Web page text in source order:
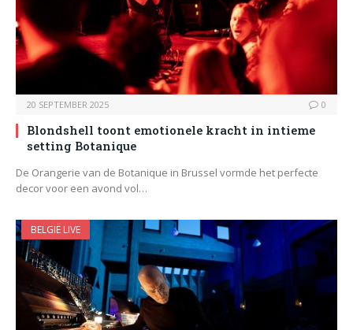
20 SEPTEMBER 2025 0
Blondshell toont emotionele kracht in intieme
setting Botanique
De Orangerie van de Botanique in Brussel vormde het perfecte
decor voor een avond vol…
BELGIË LIVE